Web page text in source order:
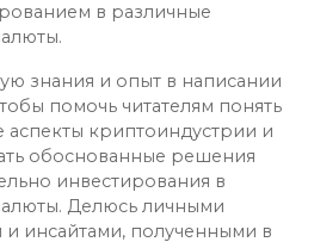
в различные
знания и опыт в написании
помочь читателям понять
аспекты криптоиндустрии и
обоснованные решения
инвестирования в
Делюсь личными
и инсайтами, полученными в